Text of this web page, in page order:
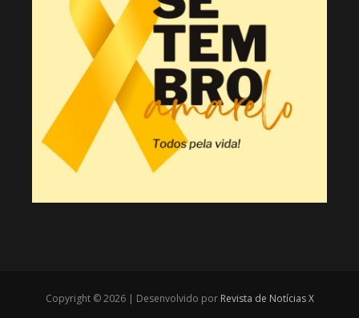
Copyright © 2026 | Desenvolvido por Revista de Notícias X